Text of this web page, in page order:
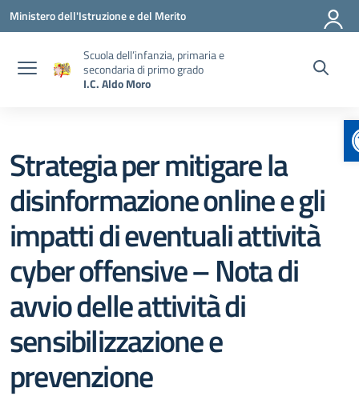
Vai ai contenuti
Vai al menu di navigazione
Vai al footer
Ministero dell'Istruzione e del Merito
Scuola dell’infanzia, primaria e
secondaria di primo grado
I.C. Aldo Moro
Strategia per mitigare la
disinformazione online e gli
impatti di eventuali attività
cyber offensive – Nota di
avvio delle attività di
sensibilizzazione e
prevenzione